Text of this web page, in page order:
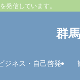
発信しています。
群
ジネス・自己啓発